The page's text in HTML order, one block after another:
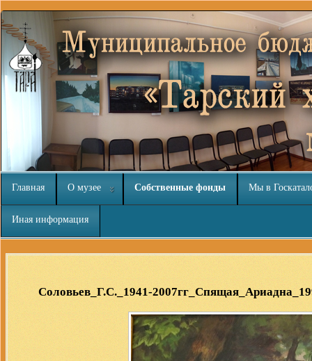
Главная О музее Собственные фонды Мы в
Иная информация
Соловьев_Г.С._1941-